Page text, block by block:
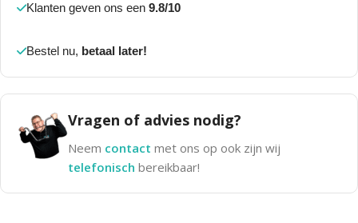
Klanten geven ons een 9.8/10
Bestel nu, betaal later!
Vragen of advies nodig?
Neem contact met ons op ook zijn wij
telefonisch bereikbaar!